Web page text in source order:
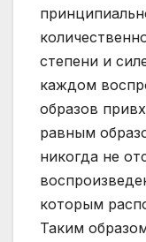
степени и
каждом
образов
равным
никогда не
которым
Таким